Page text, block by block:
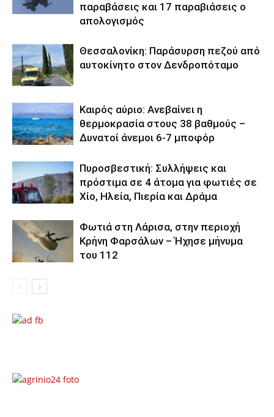
παραβάσεις και 17 παραβιάσεις ο
απολογισμός
Θεσσαλονίκη: Παράσυρση πεζού από
αυτοκίνητο στον Δενδροπόταμο
Καιρός αύριο: Ανεβαίνει η
θερμοκρασία στους 38 βαθμούς –
Δυνατοί άνεμοι 6-7 μποφόρ
Πυροσβεστική: Συλλήψεις και
πρόστιμα σε 4 άτομα για φωτιές σε
Χίο, Ηλεία, Πιερία και Δράμα
Φωτιά στη Λάρισα, στην περιοχή
Κρήνη Φαρσάλων – Ήχησε μήνυμα
του 112